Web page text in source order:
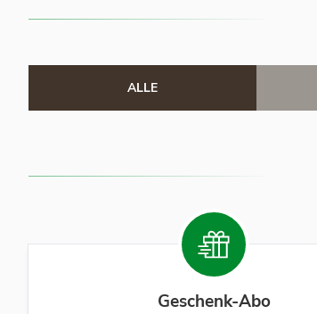
ALLE
Geschenk-Abo